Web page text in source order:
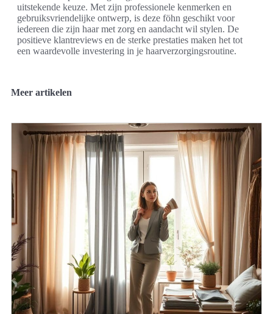
uitstekende keuze. Met zijn professionele kenmerken en
gebruiksvriendelijke ontwerp, is deze föhn geschikt voor
iedereen die zijn haar met zorg en aandacht wil stylen. De
positieve klantreviews en de sterke prestaties maken het tot
een waardevolle investering in je haarverzorgingsroutine.
Meer artikelen